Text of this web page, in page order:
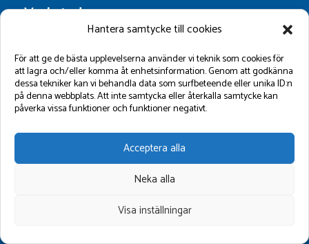
Hantera samtycke till cookies
För att ge de bästa upplevelserna använder vi teknik som cookies för
att lagra och/eller komma åt enhetsinformation. Genom att godkänna
dessa tekniker kan vi behandla data som surfbeteende eller unika ID:n
på denna webbplats. Att inte samtycka eller återkalla samtycke kan
påverka vissa funktioner och funktioner negativt.
Acceptera alla
Neka alla
Visa inställningar
Verkstad
Måndag - Fredag
07:00 - 16:00
Lördag - Söndag
Stängt
Butik
09:00 - 16:00